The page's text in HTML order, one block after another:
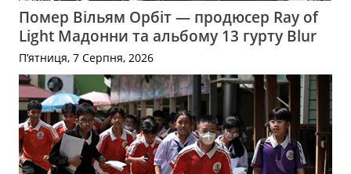
Помер Вільям Орбіт — продюсер Ray of
Light Мадонни та альбому 13 гурту Blur
П’ятниця, 7 Серпня, 2026